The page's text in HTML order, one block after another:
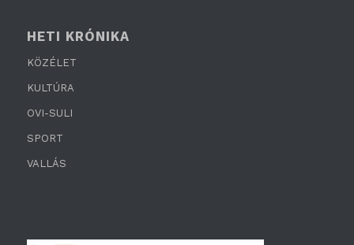
HETI KRÓNIKA
KÖZÉLET
KULTÚRA
OVI-SULI
SPORT
VALLÁS